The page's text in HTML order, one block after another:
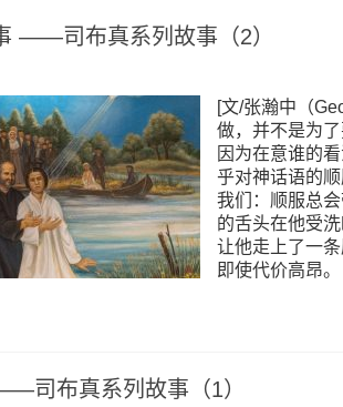
——司布真系列故事（2）
[文/张瀚中（
做，并不是为
因为在意谁的
乎对神话语的
我们：顺服总
的舌头在他受
让他走上了一条
即使代价高昂。
司布真系列故事（1）